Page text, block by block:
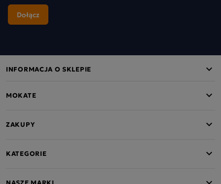
INFORMACJA O SKLEPIE
MOKATE
ZAKUPY
KATEGORIE